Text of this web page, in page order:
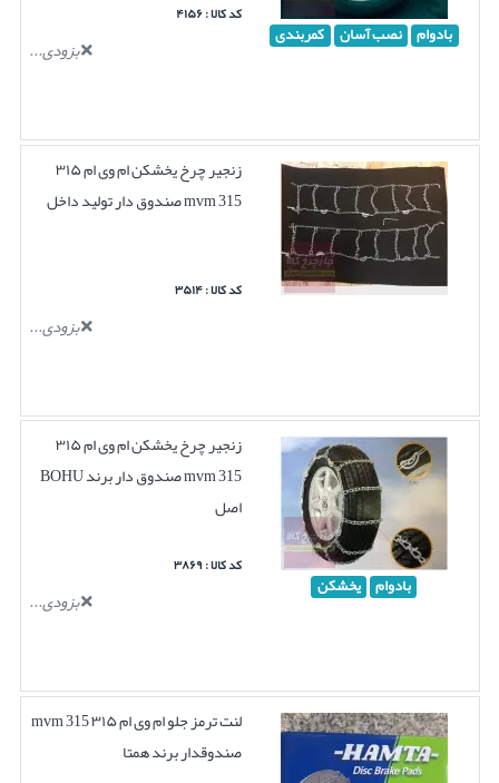
بادوام نصب آسان کمربندی
کد کالا : ۴۱۵۶
بزودی...
زنجیر چرخ یخشکن ام وی ام ۳۱۵
mvm 315 صندوق دار تولید داخل
کد کالا : ۳۵۱۴
بزودی...
بادوام یخشکن
زنجیر چرخ یخشکن ام وی ام ۳۱۵
mvm 315 صندوق دار برند BOHU
اصل
کد کالا : ۳۸۶۹
بزودی...
لنت ترمز جلو ام وی ام ۳۱۵ mvm 315
صندوقدار برند همتا